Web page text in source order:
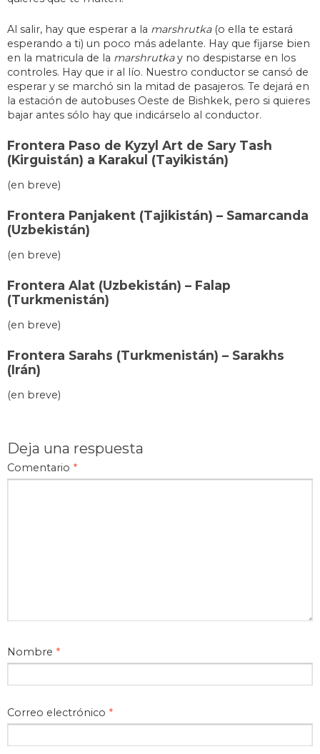
Al salir, hay que esperar a la marshrutka(o ella te estará
esperando a ti) un poco más adelante. Hay que fijarse bien
en la matricula de la marshrutkay no despistarse en los
controles. Hay que ir al lío. Nuestro conductor se cansó de
esperar y se marchó sin la mitad de pasajeros. Te dejará en
la estación de autobuses Oeste de Bishkek, pero si quieres
bajar antes sólo hay que indicárselo al conductor.
Frontera Paso de Kyzyl Art de Sary Tash
(Kirguistán) a Karakul (Tayikistán)
(en breve)
Frontera Panjakent (Tajikistán) – Samarcanda
(Uzbekistán)
(en breve)
Frontera Alat (Uzbekistán) – Falap
(Turkmenistán)
(en breve)
Frontera Sarahs (Turkmenistán) – Sarakhs
(Irán)
(en breve)
Deja una respuesta
Comentario *
Nombre *
Correo electrónico *